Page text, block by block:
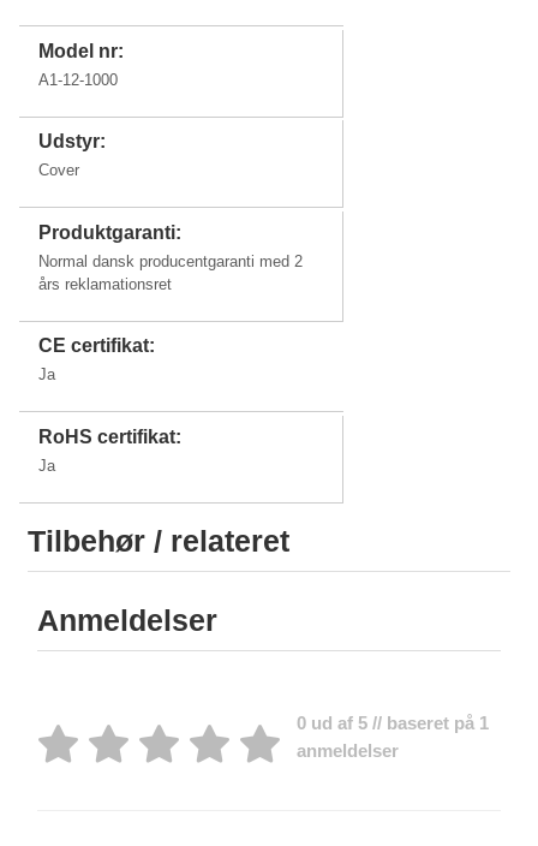
Model nr:
A1-12-1000
Udstyr:
Cover
Produktgaranti:
Normal dansk producentgaranti med 2
års reklamationsret
CE certifikat:
Ja
RoHS certifikat:
Ja
Tilbehør / relateret
Anmeldelser
0 ud af 5 // baseret på 1
anmeldelser